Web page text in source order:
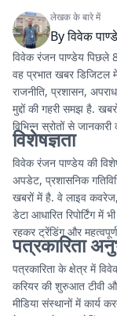
लेखक के बारे में
Byविवेक
विवेक रंजन पाण्डेय पिछले 8
वह प्रभात खबर डिजिटल
राजनीति, प्रशासन,
मुद्दों की गहरी समझ है.
विभिन्न स्रोतों से
विशेषज्ञता
विवेक रंजन पाण्डेय की
अपडेट, प्रशासनिक
खबरों में है. वे लाइव
डेटा आधारित रिपोर्टिंग में
रहकर ट्रेंडिंग और
पत्रकारिता
पत्रकारिता के क्षेत्र में
करियर की शुरुआत टीवी और
मीडिया संस्थानों में कार्य